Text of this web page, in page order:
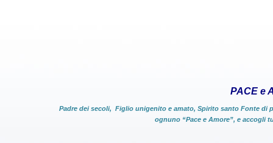
PACE e
Padre dei secoli, Figlio unigenito e amato, Spirito santo Fonte di
ognuno “Pace e Amore”, e accogli